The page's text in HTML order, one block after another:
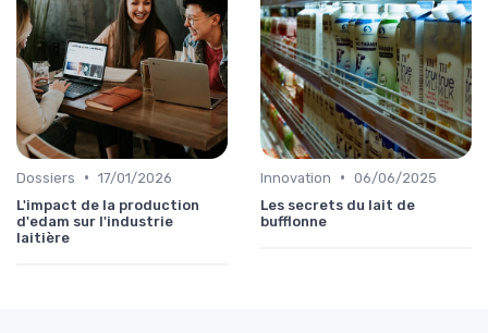
Dossiers • 17/01/2026
L'impact de la production
d'edam sur l'industrie
laitière
Innovation • 06/06/2025
Les secrets du lait de
bufflonne